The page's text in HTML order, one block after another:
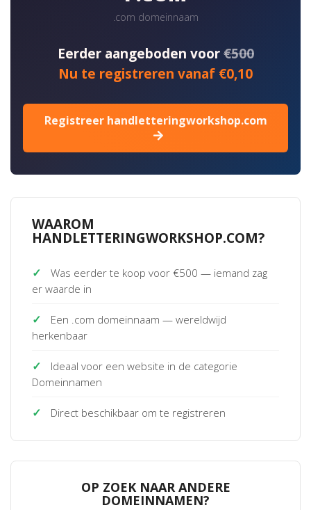
.com domeinnaam
Eerder aangeboden voor€500
Nu te registreren vanaf €0,10
Registreer handletteringworkshop.com
WAAROM
HANDLETTERINGWORKSHOP.COM?
✓
Was eerder te koop voor €500 — iemand zag
er waarde in
✓
Een .com domeinnaam — wereldwijd
herkenbaar
✓
Ideaal voor een website in de categorie
Domeinnamen
✓ Direct beschikbaar om te registreren
OP ZOEK NAAR ANDERE
DOMEINNAMEN?